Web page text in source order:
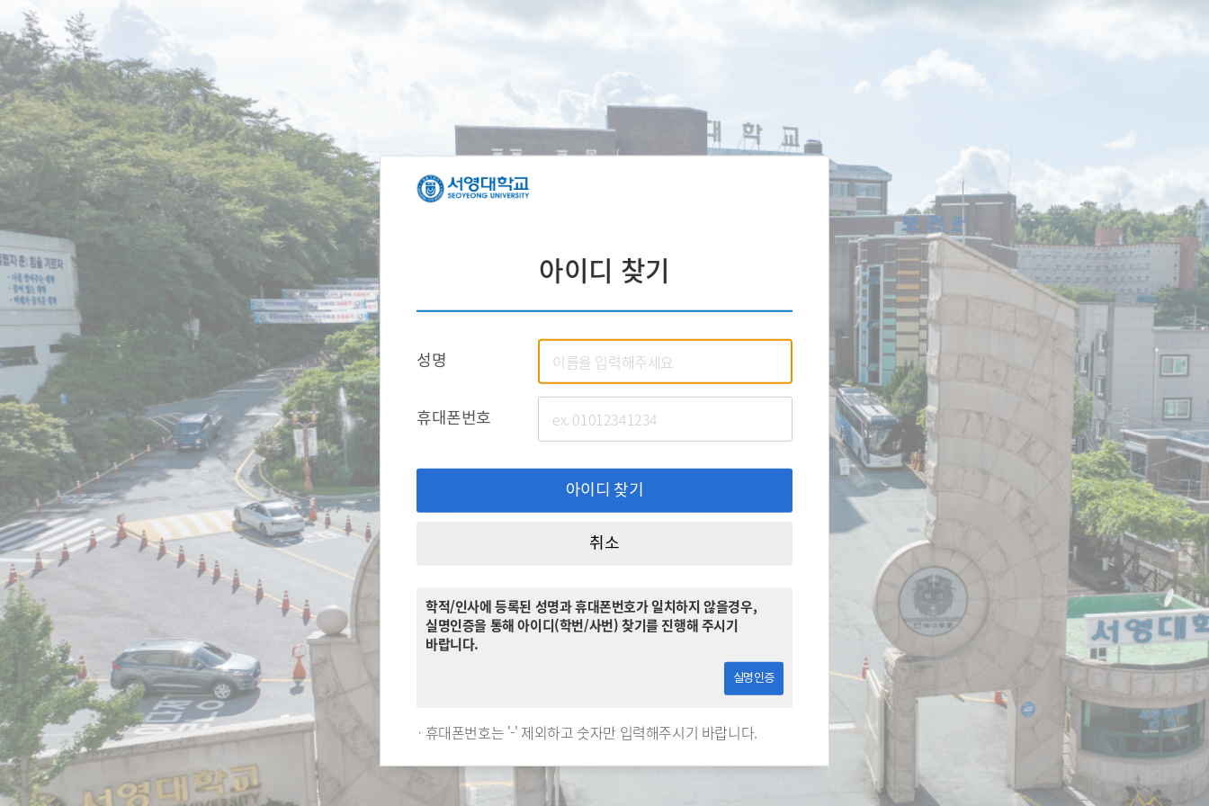
아이디 찾기
성명
휴대폰번호
아이디 찾기
취소
학적/인사에 등록된 성명과 휴대폰번호가 일치하지 않을경우,
실명인증을 통해 아이디(학번/사번) 찾기를 진행해 주시기
바랍니다.
실명인증
휴대폰번호는 '-' 제외하고 숫자만 입력해주시기 바랍니다.